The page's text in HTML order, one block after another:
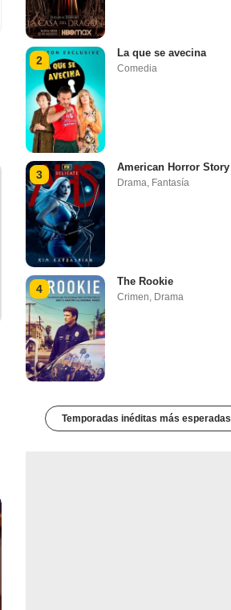
2
La que se avecina
Comedia
3
American Horror Story
Drama, Fantasía
4
The Rookie
Crimen, Drama
Temporadas inéditas más esperadas